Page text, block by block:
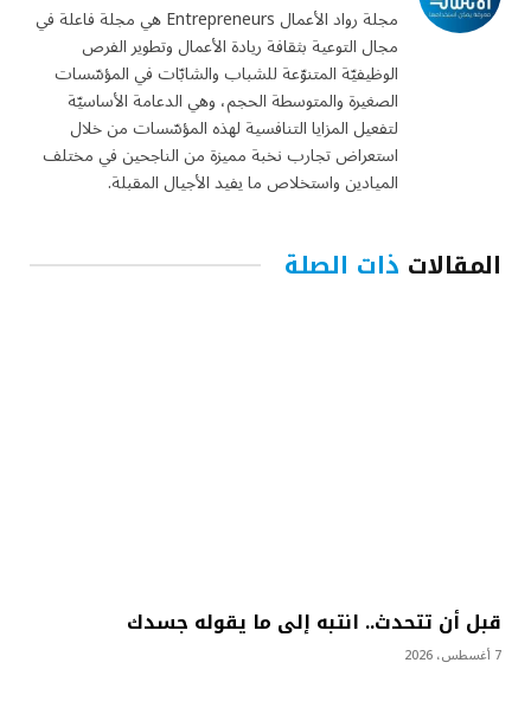
مجلة رواد الأعمال Entrepreneurs هي مجلة فاعلة في
مجال التوعية بثقافة ريادة الأعمال وتطوير الفرص
الوظيفيّة المتنوّعة للشباب والشابّات في المؤسّسات
الصغيرة والمتوسطة الحجم، وهي الدعامة الأساسيّة
لتفعيل المزايا التنافسية لهذه المؤسّسات من خلال
استعراض تجارب نخبة مميزة من الناجحين في مختلف
الميادين واستخلاص ما يفيد الأجيال المقبلة.
المقالات ذات الصلة
قبل أن تتحدث.. انتبه إلى ما يقوله جسدك
7 أغسطس، 2026